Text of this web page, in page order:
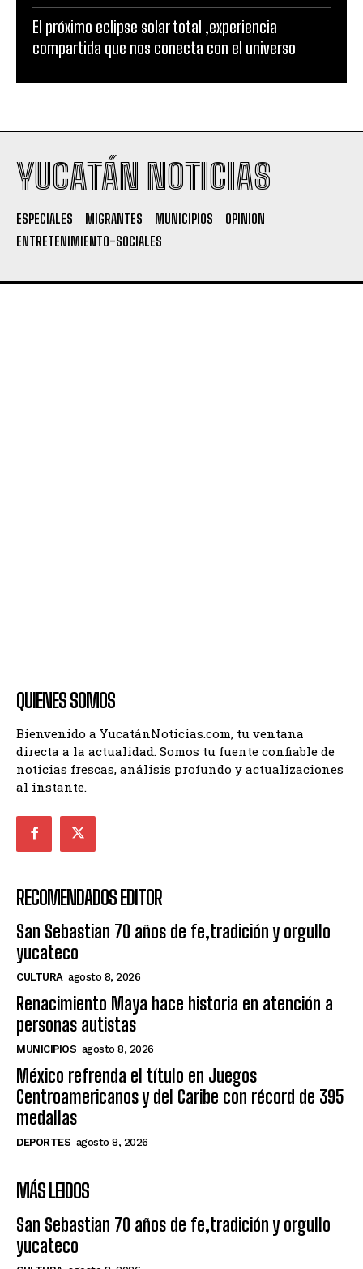
El próximo eclipse solar total ,experiencia
compartida que nos conecta con el universo
YUCATÁN NOTICIAS
ESPECIALES MIGRANTES MUNICIPIOS
OPINION
ENTRETENIMIENTO-SOCIALES
QUIENES SOMOS
Bienvenido a YucatánNoticias.com, tu ventana
directa a la actualidad. Somos tu fuente confiable de
noticias frescas, análisis profundo y actualizaciones
al instante.
RECOMENDADOS EDITOR
San Sebastian 70 años de fe,tradición y orgullo
yucateco
CULTURA agosto 8, 2026
Renacimiento Maya hace historia en atención a
personas autistas
MUNICIPIOS agosto 8, 2026
México refrenda el título en Juegos
Centroamericanos y del Caribe con récord de 395
medallas
DEPORTES agosto 8, 2026
MÁS LEIDOS
San Sebastian 70 años de fe,tradición y orgullo
yucateco